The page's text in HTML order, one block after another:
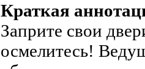
Краткая
Заприте свои
осмелитесь!